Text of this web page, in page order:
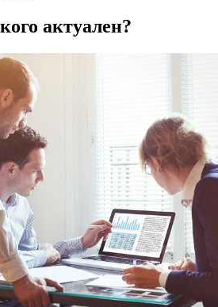
актуален?